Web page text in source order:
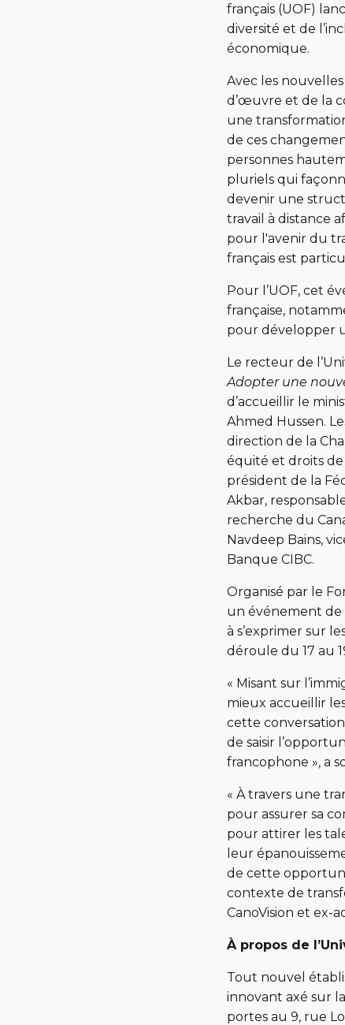
français (UOF)
diversité et de
économique.
Avec les
d’œuvre et de la
une
de ces
personnes
pluriels qui
devenir une
travail à distance
pour l'avenir du
français est
Pour l’UOF, cet
française,
pour développer
Le recteur de
Adopter une
d’accueillir le
Ahmed Hussen.
direction de la
équité et droits de
président de la
Akbar,
recherche du
Navdeep Bains,
Banque CIBC.
Organisé par le
un événement de
à s’exprimer sur
déroule du 17 au
« Misant sur
mieux accueillir
cette conversation
de saisir
francophone », a
« À travers une
pour assurer sa
pour attirer les
leur
de cette
contexte de
CanoVision et ex-
À propos de
Tout nouvel
innovant axé sur
portes au 9, rue